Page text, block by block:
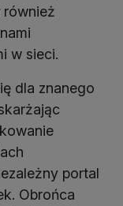
również
w sieci.
dla znanego
portal
Obrońca